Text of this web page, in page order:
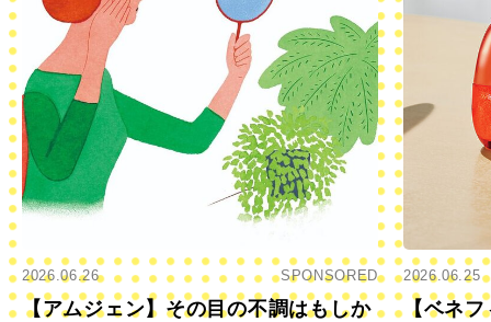
2026.06.26 SPONSORED
【アムジェン】その目の不調はもしか
2026.06.25
【ベネフ